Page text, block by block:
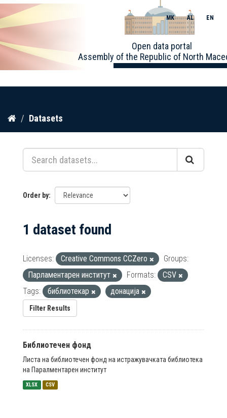
Skip
content
Open data portal
Assembly of the Republic of North
MK AL EN
Datasets
Order by
1 dataset found
Licenses: Creative Commons CCZero
Groups:
Парламентарен институт
Formats:
CSV
Tags:
библиотекар донација
Filter Results
Библиотечен фонд
Листа на библиотечен фонд на истражувачката библиотека
на Паралментарен институт
XLSX CSV